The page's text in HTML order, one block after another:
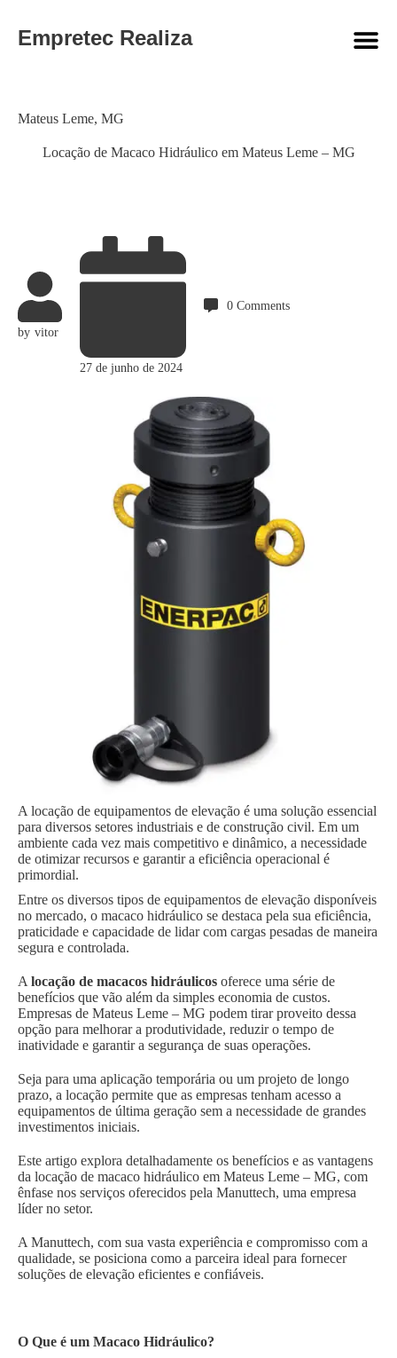
Empretec Realiza
Locação de Macaco Hidráulico em Mateus Leme – MG
Category
Mateus Leme, MG
by vitor
27 de junho de 2024
0 Comments
A locação de equipamentos de elevação é uma solução essencial
para diversos setores industriais e de construção civil. Em um
ambiente cada vez mais competitivo e dinâmico, a necessidade
de otimizar recursos e garantir a eficiência operacional é
primordial.
Entre os diversos tipos de equipamentos de elevação disponíveis
no mercado, o macaco hidráulico se destaca pela sua eficiência,
praticidade e capacidade de lidar com cargas pesadas de maneira
segura e controlada.
A locação de macacos hidráulicos oferece uma série de
benefícios que vão além da simples economia de custos.
Empresas de Mateus Leme – MG podem tirar proveito dessa
opção para melhorar a produtividade, reduzir o tempo de
inatividade e garantir a segurança de suas operações.
Seja para uma aplicação temporária ou um projeto de longo
prazo, a locação permite que as empresas tenham acesso a
equipamentos de última geração sem a necessidade de grandes
investimentos iniciais.
Este artigo explora detalhadamente os benefícios e as vantagens
da locação de macaco hidráulico em Mateus Leme – MG, com
ênfase nos serviços oferecidos pela Manuttech, uma empresa
líder no setor.
A Manuttech, com sua vasta experiência e compromisso com a
qualidade, se posiciona como a parceira ideal para fornecer
soluções de elevação eficientes e confiáveis.
O Que é um Macaco Hidráulico?